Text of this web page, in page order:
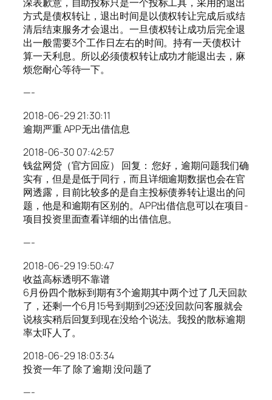
方式是债权转让，退出时间是以债权转让完成后或结
清后结束服务才会退出。一旦债权转让成功后完全退
出一般需要3个工作日左右的时间。持有一天债权计
算一天利息。所以必须债权转让成功才能退出去，麻
烦您耐心等待一下。
—-
2018-06-29 21:30:11
逾期严重 APP无出借信息
2018-06-30 07:42:57
钱盆网贷（官方回应） 回复： 您好，逾期问题我们确
实有，但是是低于同行，而且详细逾期数据也会在官
网透露，目前比较多的是自主投标债券转让退出的问
题，他是和逾期有区别的。APP出借信息可以在项目-
项目投资里面查看详细的出借信息。
—-
2018-06-29 19:50:47
收益高标透明不靠谱
6月份四个散标到期有3个逾期其中两个过了几天回款
了，还剩一个6月15号到期到29还没回款问客服就会
说核实稍后回复到现在没给个说法。我投的散标逾期
率太吓人了。
2018-06-29 18:03:34
投资一年了 除了逾期 没问题了
—-